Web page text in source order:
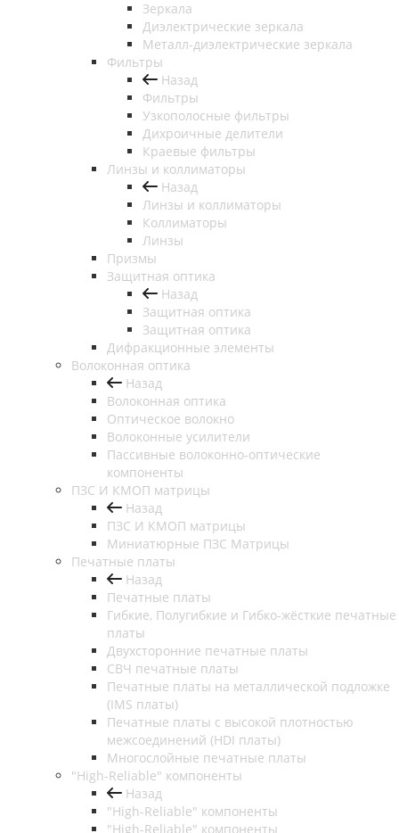
Зеркала
Диэлектрические зеркала
Металл-диэлектрические зеркала
Фильтры
Назад
Фильтры
Узкополосные фильтры
Дихроичные делители
Краевые фильтры
Линзы и коллиматоры
Назад
Линзы и коллиматоры
Коллиматоры
Линзы
Призмы
Защитная оптика
Назад
Защитная оптика
Защитная оптика
Дифракционные элементы
Волоконная оптика
Назад
Волоконная оптика
Оптическое волокно
Волоконные усилители
Пассивные волоконно-оптические
компоненты
ПЗС И КМОП матрицы
Назад
ПЗС И КМОП матрицы
Миниатюрные ПЗС Матрицы
Печатные платы
Назад
Печатные платы
Гибкие, Полугибкие и Гибко-жёсткие печатные
платы
Двухсторонние печатные платы
СВЧ печатные платы
Печатные платы на металлической подложке
(IMS платы)
Печатные платы с высокой плотностью
межсоединений (HDI платы)
Многослойные печатные платы
"High-Reliable" компоненты
Назад
"High-Reliable" компоненты
"High-Reliable" компоненты